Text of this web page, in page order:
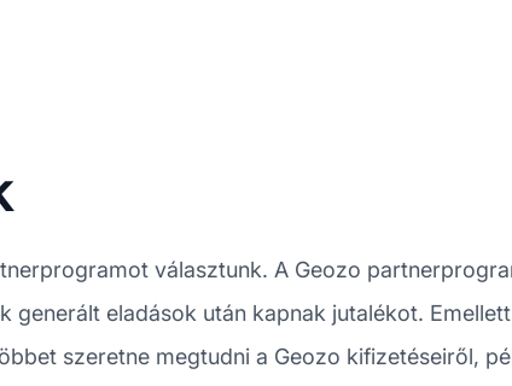
választunk. A Geozo
eladások után kapnak jutalékot.
szeretne megtudni a Geozo kifizetéseiről,